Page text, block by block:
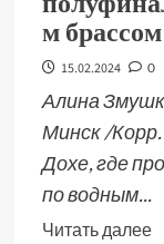
м брассом
15.02.2024 0
Алина
Минск /
Дохе, где
по водным...
Читать далее